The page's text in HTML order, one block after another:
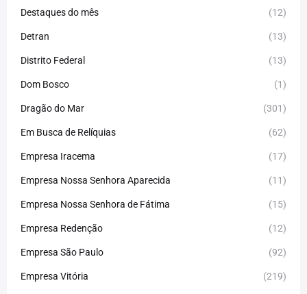
Destaques do mês (12)
Detran (13)
Distrito Federal (13)
Dom Bosco (1)
Dragão do Mar (301)
Em Busca de Relíquias (62)
Empresa Iracema (17)
Empresa Nossa Senhora Aparecida (11)
Empresa Nossa Senhora de Fátima (15)
Empresa Redenção (12)
Empresa São Paulo (92)
Empresa Vitória (219)